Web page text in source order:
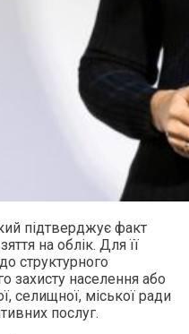
підтверджує факт
на облік. Для її
структурного
захисту населення або
селищної, міської ради
послуг.